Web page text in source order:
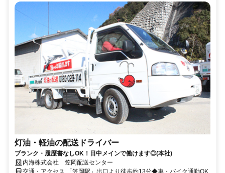
灯油・軽油の配送ドライバー
ブランク・履歴書なしOK！日中メインで働けます◎(本社)
内海株式会社 笠岡配送センター
交通・アクセス 「笠岡駅」出口より徒歩約13分◆車・バイク通勤OK